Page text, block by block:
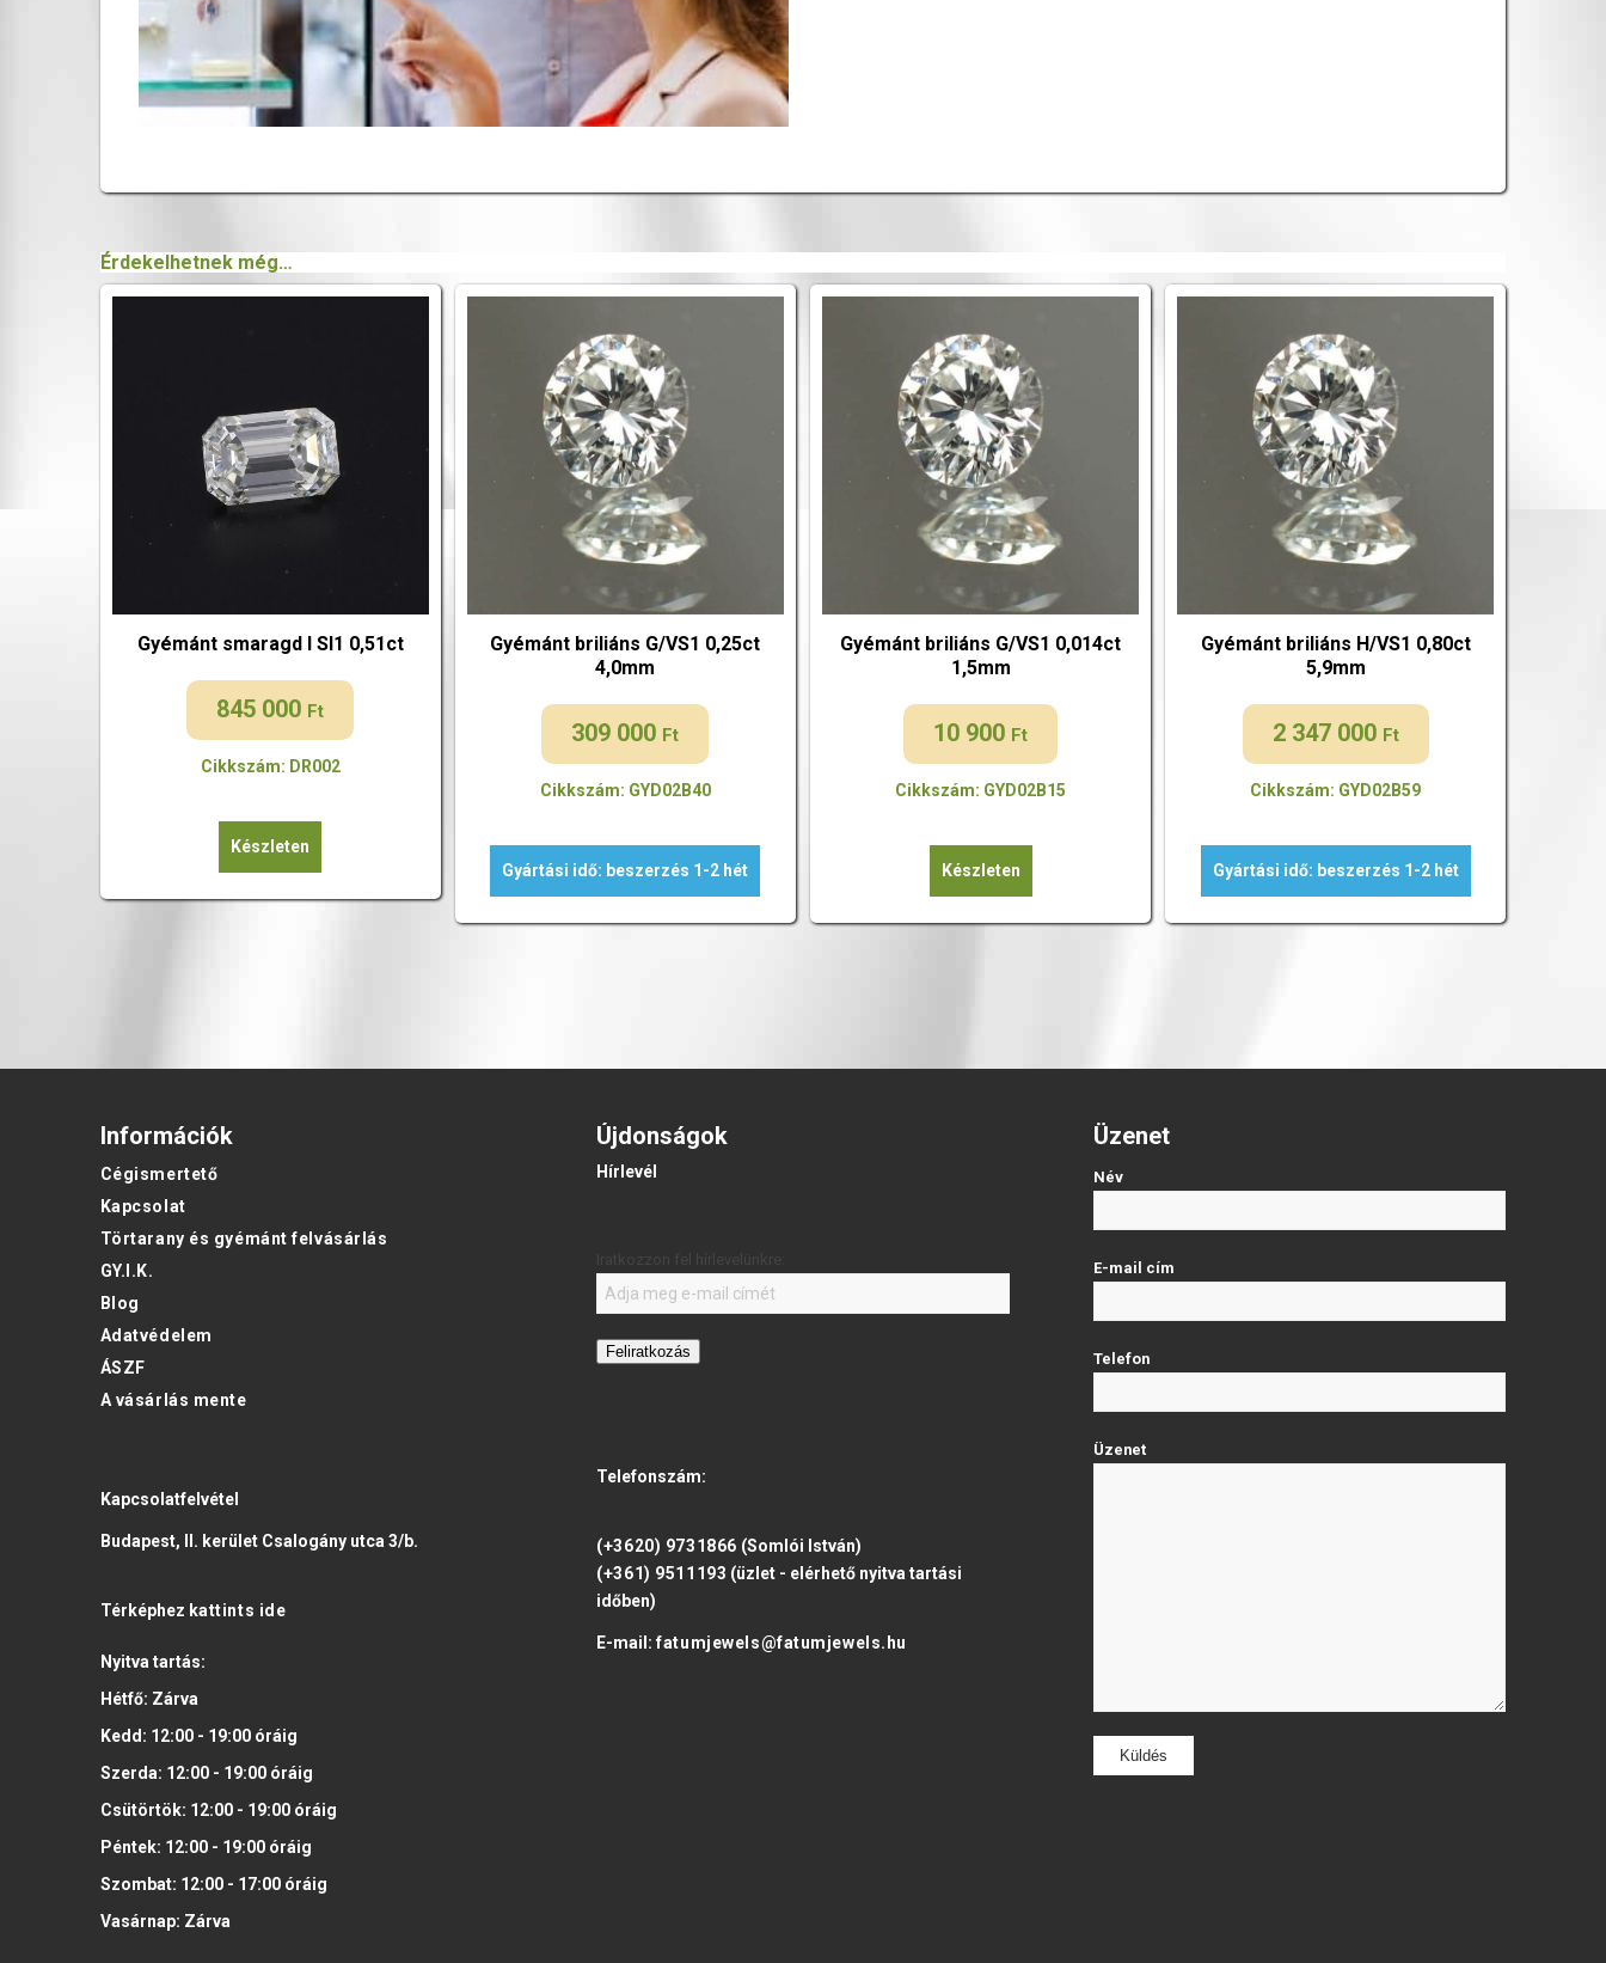
Érdekelhetnek még…
Gyémánt smaragd I SI1 0,51ct
845 000 Ft
Cikkszám: DR002
Készleten
Gyémánt briliáns G/VS1 0,25ct
4,0mm
309 000 Ft
Cikkszám: GYD02B40
Gyártási idő: beszerzés 1-2 hét
Gyémánt briliáns G/VS1 0,014ct
1,5mm
10 900 Ft
Cikkszám: GYD02B15
Készleten
Gyémánt briliáns H/VS1 0,80ct
5,9mm
2 347 000 Ft
Cikkszám: GYD02B59
Gyártási idő: beszerzés 1-2 hét
Információk
Cégismertető
Kapcsolat
Törtarany és gyémánt felvásárlás
GY.I.K.
Blog
Adatvédelem
ÁSZF
A vásárlás mente
Kapcsolatfelvétel
Budapest, II. kerület Csalogány utca 3/b.
Térképhez kattints ide
Nyitva tartás:
Hétfő: Zárva
Kedd: 12:00 - 19:00óráig
Szerda: 12:00 - 19:00óráig
Csütörtök: 12:00 - 19:00óráig
Péntek: 12:00 - 19:00óráig
Szombat: 12:00 - 17:00óráig
Vasárnap: Zárva
Újdonságok
Hírlevél
Feliratkozás
Telefonszám:
(+3620) 9731866 (Somlói István)
(+361) 9511193 (üzlet - elérhető nyitva tartási
időben)
E-mail:fatumjewels@fatumjewels.hu
Üzenet
Név
E-mail cím
Telefon
Üzenet